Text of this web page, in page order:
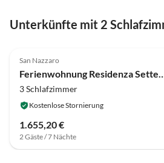
Unterkünfte mit 2
San Nazzaro
3 Schlafzimmer
Kostenlose Stornierung
1.655,20 €
2 Gäste / 7 Nächte